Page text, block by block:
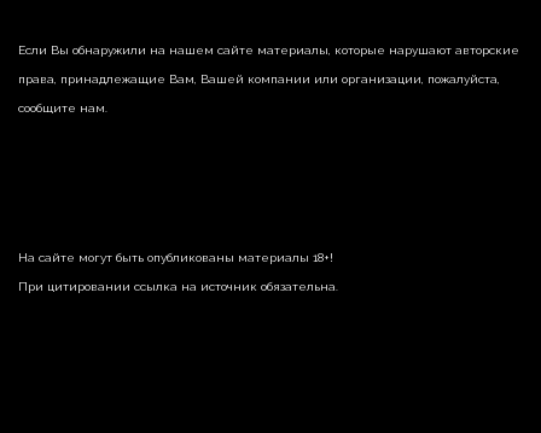
Если Вы обнаружили на нашем сайте материалы, которые нарушают авторские
права, принадлежащие Вам, Вашей компании или организации, пожалуйста,
сообщите нам.
На сайте могут быть опубликованы материалы 18+!
При цитировании ссылка на источник обязательна.